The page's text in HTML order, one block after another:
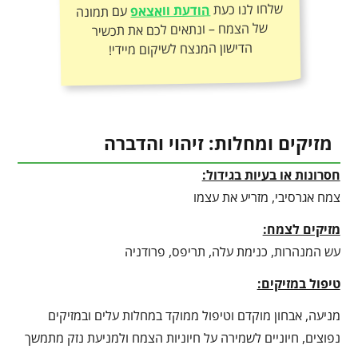
שלחו לנו כעתהודעת וואצאפעם תמונה
של הצמח – ונתאים לכם את תכשיר
הדישון המנצח לשיקום מיידי!
מזיקים ומחלות: זיהוי והדברה
חסרונות או בעיות בגידול:
צמח אגרסיבי, מזריע את עצמו
מזיקים לצמח:
עש המנהרות, כנימת עלה, תריפס, פרודניה
טיפול במזיקים:
מניעה, אבחון מוקדם וטיפול ממוקד במחלות עלים ובמזיקים
נפוצים, חיוניים לשמירה על חיוניות הצמח ולמניעת נזק מתמשך